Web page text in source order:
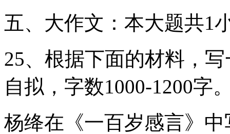
五、大作文：本大题共1
25、根据下面的材料，
自拟，字数1000-1200字
杨绛在《一百岁感言》